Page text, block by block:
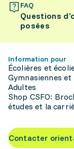
FAQ
Questions
posées
Information pour
Écolières et
Gymnasiennes
Adultes
Shop CSFO:
études et la
Contacter